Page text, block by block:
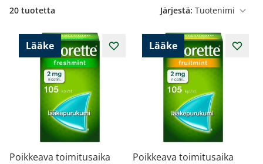
20 tuotetta Järjestä:
Lääke
Poikkeava toimitusaika
Lääke
Poikkeava toimitusaika